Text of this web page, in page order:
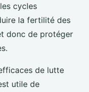
cycles
la fertilité des
donc de protéger
de lutte
utile de